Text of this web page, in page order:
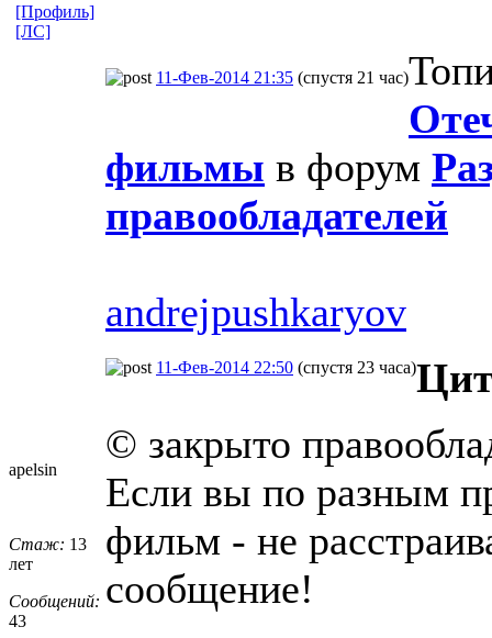
[Профиль]
[ЛС]
11-Фев-2014 21:35 (спустя 21 час)
фильмы в форум
правообладателей
andrejpushkaryov
apelsin
Стаж: 13
лет
Сообщений:
43
11-Фев-2014 22:50 (спустя 23 часа)
© закрыто
Если вы по разным
фильм - не
сообщение!